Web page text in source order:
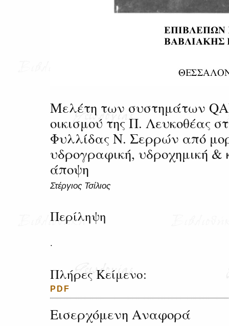
Μελέτη των συστημάτων
οικισμού της Π. Λευκοθέας
Φυλλίδας Ν. Σερρών από
υδρογραφική, υδροχημική &
άποψη
Στέργιος Τσίλιος
Περίληψη
.
Πλήρες Κείμενο:
PDF
Εισερχόμενη Αναφορά